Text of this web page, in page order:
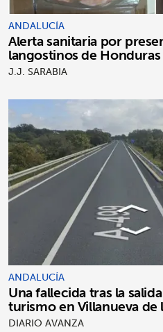
ANDALUCÍA
Alerta sanitaria por
langostinos de Honduras
J.J. SARABIA
ANDALUCÍA
Una fallecida tras la
turismo en Villanueva de
DIARIO AVANZA